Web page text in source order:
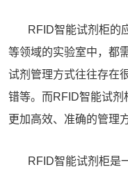
RFID智能试剂柜的应
等领域的实验室中，都
试剂管理方式往往存在
错等。而RFID智能试剂
更加高效、准确的管理
RFID智能试剂柜是一